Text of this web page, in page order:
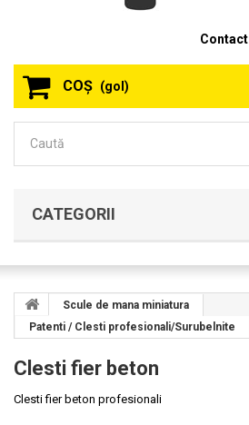
Contact
COŞ (gol)
CATEGORII
Scule de mana miniatura
Patenti / Clesti profesionali/Surubelnite
Clesti fier beton
Clesti fier beton profesionali